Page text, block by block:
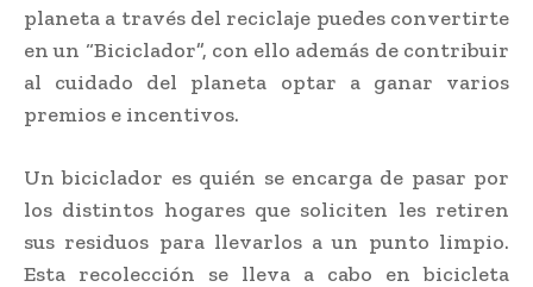
planeta a través del reciclaje puedes convertirte
en un “Biciclador”, con ello además de contribuir
al cuidado del planeta optar a ganar varios
premios e incentivos.
Un biciclador es quién se encarga de pasar por
los distintos hogares que soliciten les retiren
sus residuos para llevarlos a un punto limpio.
Esta recolección se lleva a cabo en bicicleta